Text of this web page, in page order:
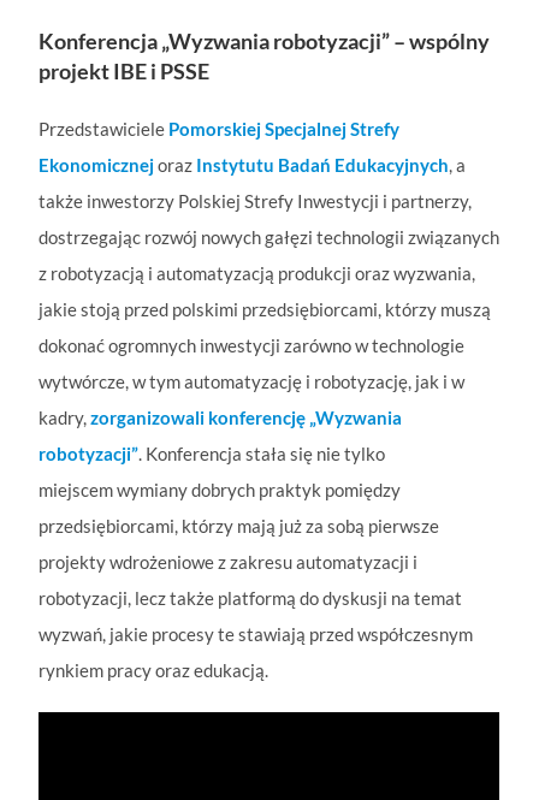
Konferencja „Wyzwania robotyzacji” – wspólny
projekt IBE i PSSE
Przedstawiciele Pomorskiej Specjalnej Strefy
Ekonomicznejoraz Instytutu Badań Edukacyjnych, a
także inwestorzy Polskiej Strefy Inwestycji i partnerzy,
dostrzegając rozwój nowych gałęzi technologii związanych
z robotyzacją i automatyzacją produkcji oraz wyzwania,
jakie stoją przed polskimi przedsiębiorcami, którzy muszą
dokonać ogromnych inwestycji zarówno w technologie
wytwórcze, w tym automatyzację i robotyzację, jak i w
kadry,zorganizowali konferencję „Wyzwania
robotyzacji”. Konferencja stała się nie tylko
miejscem wymiany dobrych praktyk pomiędzy
przedsiębiorcami, którzy mają już za sobą pierwsze
projekty wdrożeniowe z zakresu automatyzacji i
robotyzacji, lecz także platformą do dyskusji na temat
wyzwań, jakie procesy te stawiają przed współczesnym
rynkiem pracy oraz edukacją.